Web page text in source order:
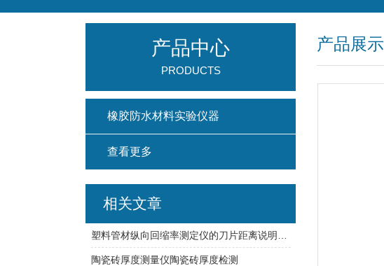
产品展示
产品中心
PRODUCTS
橡胶防水材料实验仪器
查看更多
相关文章
陶瓷砖厚度测量仪陶瓷砖厚度检测